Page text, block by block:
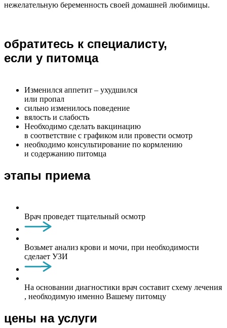
нежелательную беременность своей домашней любимицы.
обратитесь к специалисту,
если у питомца
Изменился аппетит – ухудшился
или пропал
сильно изменилось поведение
вялость и слабость
Необходимо сделать вакцинацию
в соответствие с графиком или провести осмотр
необходимо консультирование по кормлению
и содержанию питомца
этапы приема
Врач проведет тщательный осмотр
Возьмет анализ крови и мочи, при необходимости
сделает УЗИ
На основании диагностики врач составит схему лечения
, необходимую именно Вашему питомцу
цены на услуги